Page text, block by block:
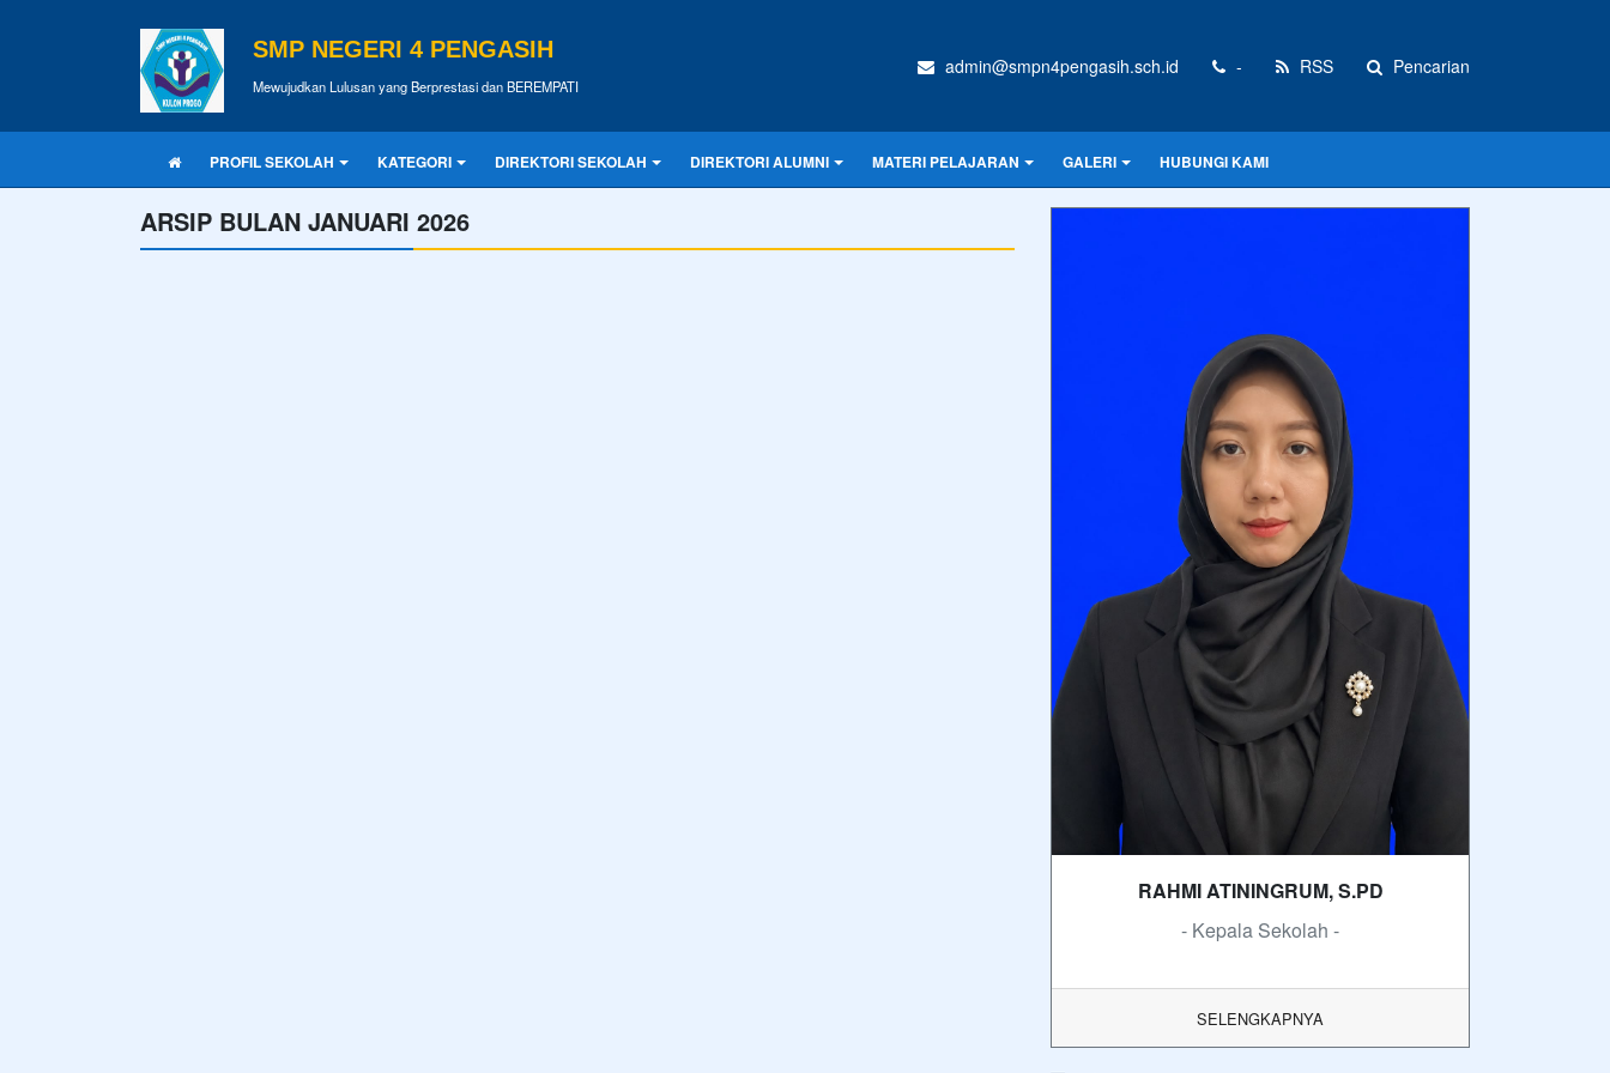
SMP NEGERI 4 PENGASIH
Mewujudkan Lulusan yang Berprestasi dan BEREMPATI
admin@smpn4pengasih.sch.id - RSS Pencarian
PROFIL SEKOLAH KATEGORI DIREKTORI SEKOLAH DIREKTORI ALUMNI MATERI PELAJARAN GALERI HUBUNGI KAMI
ARSIP BULAN JANUARI 2026
RAHMI ATININGRUM, S.PD
- Kepala Sekolah -
SELENGKAPNYA